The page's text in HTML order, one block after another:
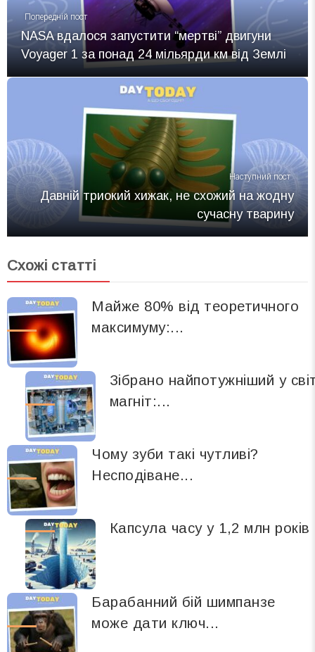
Попередній пост
NASA вдалося запустити “мертві” двигуни
Voyager 1 за понад 24 мільярди км від Землі
Наступний пост
Давній триокий хижак, не схожий на жодну
сучасну тварину
Схожі статті
Майже 80% від теоретичного
максимуму:...
Зібрано найпотужніший у
магніт:...
Чому зуби такі чутливі?
Несподіване...
Капсула часу у 1,2 млн років
Барабанний бій шимпанзе
може дати ключ...